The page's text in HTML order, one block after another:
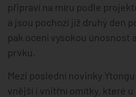
připraví na míru podle
a jsou pochozí již druhý den
pak ocení vysokou únosnost
prvku.
Mezi poslední novinky
vnější i vnitřní omítky, které